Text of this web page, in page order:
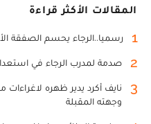
المقالات الأكثر قراءة
1 رسميا..الرجاء يحسم الصفقة
2 صدمة لمدرب الرجاء في
3
نايف أكرد يدير ظهره لاغراءات
وجهته المقبلة